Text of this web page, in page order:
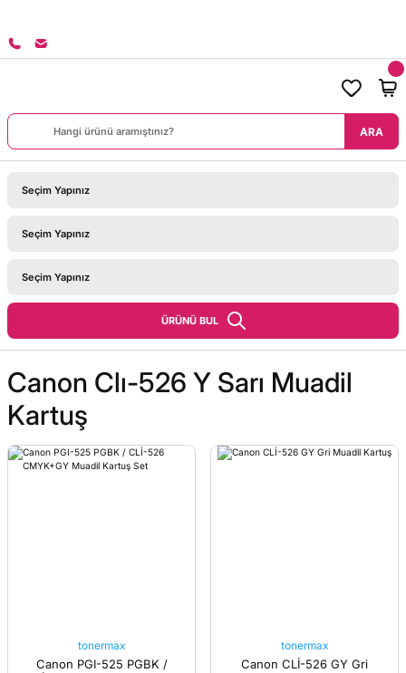
ARA
ÜRÜNÜ BUL
Canon Clı-526 Y Sarı Muadil
Kartuş
tonermax
Canon PGI-525 PGBK /
tonermax
Canon CLİ-526 GY Gri